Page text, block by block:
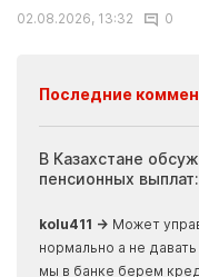
02.08.2026, 13:32
0
Последние
В Казахстане
пенсионных
kolu411 → Может
нормально а не
мы в банке берем